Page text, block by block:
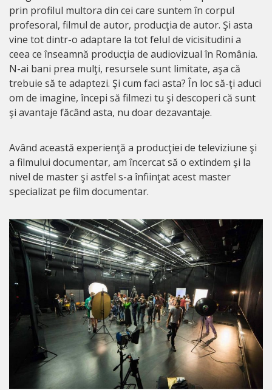
prin profilul multora din cei care suntem în corpul
profesoral, filmul de autor, producţia de autor. Şi asta
vine tot dintr-o adaptare la tot felul de vicisitudini a
ceea ce înseamnă producţia de audiovizual în România.
N-ai bani prea mulţi, resursele sunt limitate, aşa că
trebuie să te adaptezi. Şi cum faci asta? În loc să-ţi aduci
om de imagine, începi să filmezi tu şi descoperi că sunt
şi avantaje făcând asta, nu doar dezavantaje.
Având această experienţă a producţiei de televiziune şi
a filmului documentar, am încercat să o extindem şi la
nivel de master şi astfel s-a înfiinţat acest master
specializat pe film documentar.